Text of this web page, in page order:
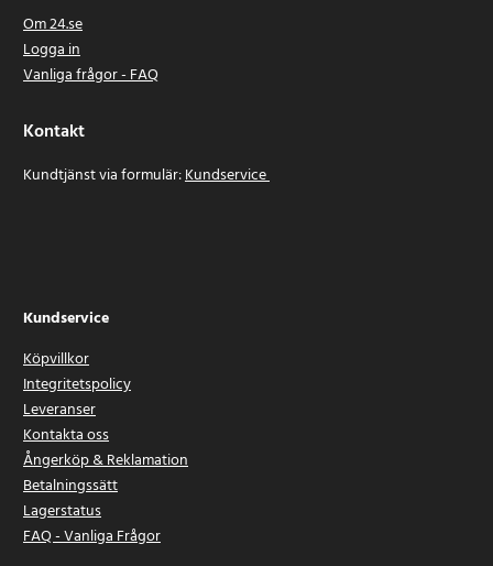
Om 24.se
Logga in
Vanliga frågor - FAQ
Kontakt
Kundtjänst via formulär:Kundservice
Kundservice
Köpvillkor
Integritetspolicy
Leveranser
Kontakta oss
Ångerköp & Reklamation
Betalningssätt
Lagerstatus
FAQ - Vanliga Frågor